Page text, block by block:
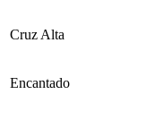
Cruz Alta
Encantado